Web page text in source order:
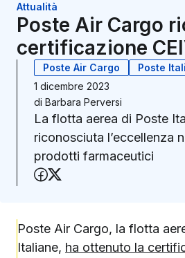
Attualità
Poste Air Cargo
certificazione
Poste Air Cargo
Poste
1 dicembre 2023
di Barbara Perversi
La flotta aerea di Poste
riconosciuta l’eccellenza
prodotti farmaceutici
Condividi su
Poste Air Cargo, la flotta
Italiane, ha ottenuto la